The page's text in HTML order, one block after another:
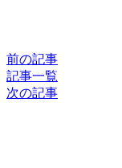
前の記事
記事一覧
次の記事